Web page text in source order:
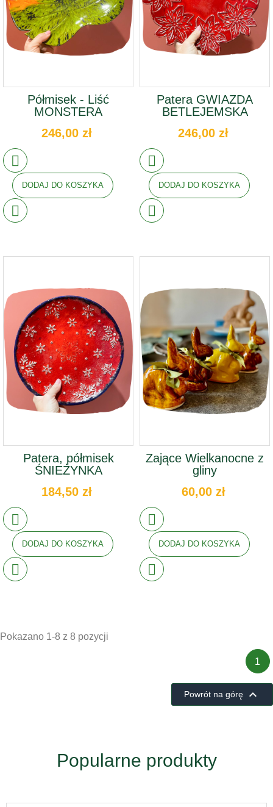
Półmisek - Liść
MONSTERA
246,00 zł
DODAJ DO KOSZYKA
Patera GWIAZDA
BETLEJEMSKA
246,00 zł
DODAJ DO KOSZYKA
Patera, półmisek
ŚNIEŻYNKA
184,50 zł
DODAJ DO KOSZYKA
Zające Wielkanocne z
gliny
60,00 zł
DODAJ DO KOSZYKA
Pokazano 1-8 z 8 pozycji
1
Powrót na górę 
Popularne produkty